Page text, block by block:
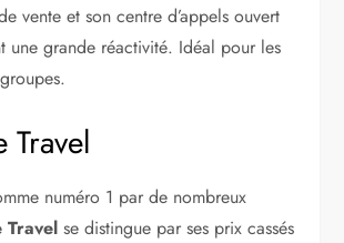
vente et son centre d’appels ouvert
une grande réactivité. Idéal pour les
Travel
numéro 1 par de nombreux
Travel se distingue par ses prix cassés